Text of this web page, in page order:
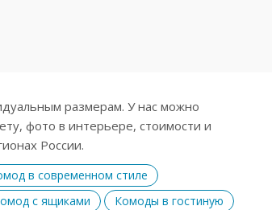
размерам. У нас можно
фото в интерьере, стоимости и
России.
в современном стиле
с ящиками
Комоды в гостиную